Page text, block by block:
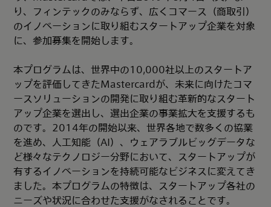
り、フィンテックのみならず、広くコマース（商取引）
のイノベーションに取り組むスタートアップ企業を対象
に、参加募集を開始します。
本プログラムは、世界中の10,000社以上のスタートア
ップを評価してきたMastercardが、未来に向けたコマ
ースソリューションの開発に取り組む革新的なスタート
アップ企業を選出し、選出企業の事業拡大を支援するも
のです。2014年の開始以来、世界各地で数多くの協業
を進め、人工知能（AI）、ウェアラブルビッグデータな
ど様々なテクノロジー分野において、スタートアップが
有するイノベーションを持続可能なビジネスに変えてき
ました。本プログラムの特徴は、スタートアップ各社の
ニーズや状況に合わせた支援がなされることです。